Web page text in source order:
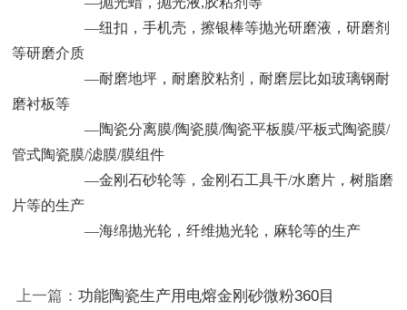
—纽扣，手机壳，擦银棒等抛光研磨液，研磨剂
等研磨介质
—耐磨地坪，耐磨胶粘剂，耐磨层比如玻璃钢耐
磨衬板等
—陶瓷分离膜/陶瓷膜/陶瓷平板膜/平板式陶瓷膜/
管式陶瓷膜/滤膜/膜组件
—金刚石砂轮等，金刚石工具干/水磨片，树脂磨
片等的生产
—海绵抛光轮，纤维抛光轮，麻轮等的生产
上一篇： 功能陶瓷生产用电熔金刚砂微粉360目